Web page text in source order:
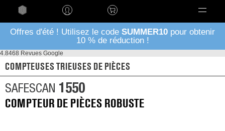
Offres d'été ! Utilisez le code SUMMER10 pour obtenir
10 % de réduction !
4.8468 Revues Google
COMPTEUSES TRIEUSES DE PIÈCES
SAFESCAN 1550
COMPTEUR DE PIÈCES ROBUSTE